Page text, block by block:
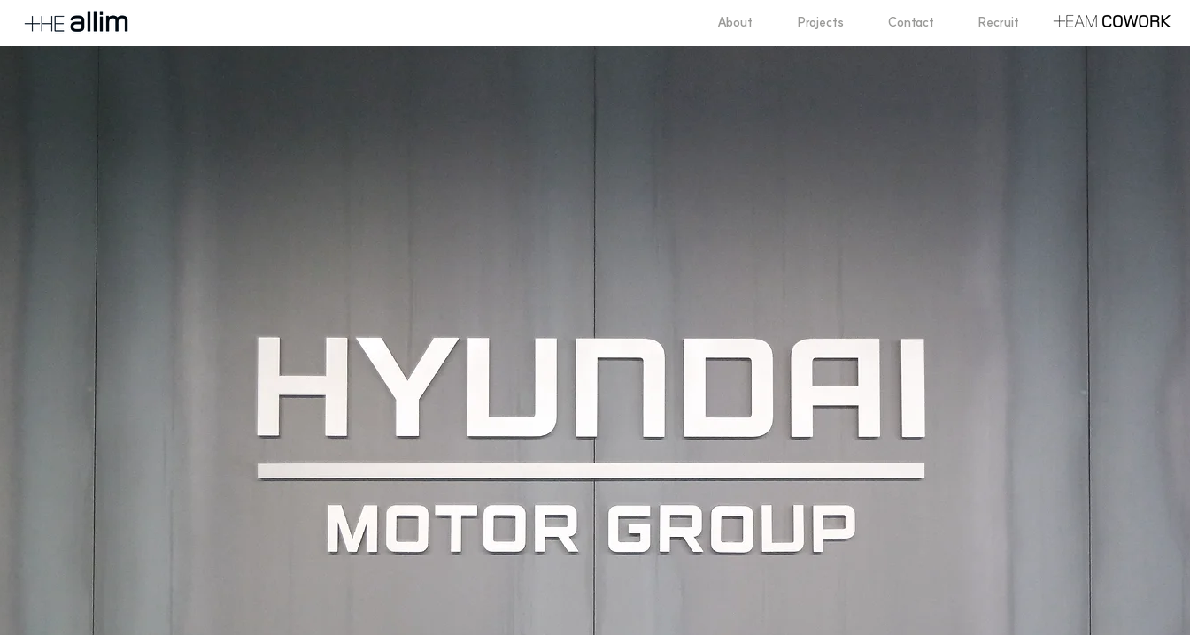
About Projects Contact Recruit